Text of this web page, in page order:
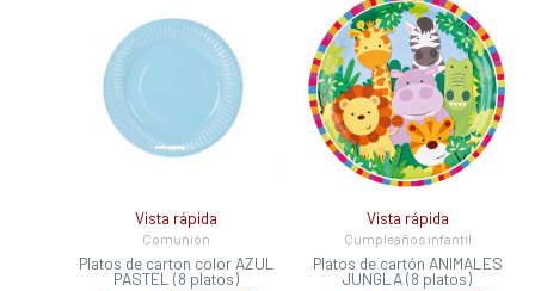
Vista rápida
Comunión
Platos de carton color AZUL
PASTEL (8 platos)
Vista rápida
Cumpleaños infantil
Platos de cartón ANIMALES
JUNGLA (8 platos)